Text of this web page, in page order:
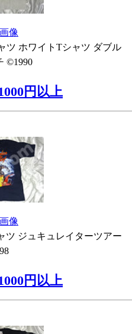
像
ホワイトTシャツ ダブル
©1990
像
ジュキュレイターツアー